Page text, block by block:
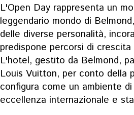
L'Open Day rappresenta un
leggendario mondo di
delle diverse personalità,
predispone percorsi di
L'hotel, gestito da Belmond,
Louis Vuitton, per conto della
configura come un ambiente
eccellenza internazionale e